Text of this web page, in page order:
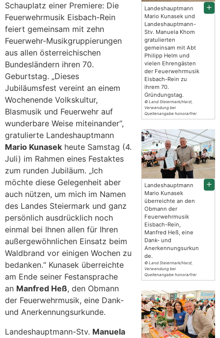
Landeshauptmann
Mario Kunasek und
Landeshauptmann-
Stv. Manuela Khom
gratulierten
gemeinsam mit Abt
Philipp Helm und
vielen Ehrengästen
der Feuerwehrmusik
Eisbach-Rein zu
ihrem 70.
Gründungstag.
© Land Steiermark/Harzl,
Verwendung bei
Quellenangabe honorarfrei
Landeshauptmann
Mario Kunasek
überreichte an den
Obmann der
Feuerwehrmusik
Eisbach-Rein,
Manfred Heß, eine
Dank- und
Anerkennungsurkun
de.
© Land Steiermark/Harzl,
Verwendung bei
Quellenangabe honorarfrei
Schauplatz einer Premiere: Die
Feuerwehrmusik Eisbach-Rein
feiert gemeinsam mit zehn
Feuerwehr-Musikgruppierungen
aus allen österreichischen
Bundesländern ihren 70.
Geburtstag. „Dieses
Jubiläumsfest vereint an einem
Wochenende Volkskultur,
Blasmusik und Feuerwehr auf
wunderbare Weise miteinander“,
gratulierte Landeshauptmann
Mario Kunasek heute Samstag (4.
Juli) im Rahmen eines Festaktes
zum runden Jubiläum. „Ich
möchte diese Gelegenheit aber
auch nützen, um mich im Namen
des Landes Steiermark und ganz
persönlich ausdrücklich noch
einmal bei Ihnen allen für Ihren
außergewöhnlichen Einsatz beim
Waldbrand vor einigen Wochen zu
bedanken.“ Kunasek überreichte
am Ende seiner Festansprache
an Manfred Heß, den Obmann
der Feuerwehrmusik, eine Dank-
und Anerkennungsurkunde.
Landeshauptmann-Stv. Manuela